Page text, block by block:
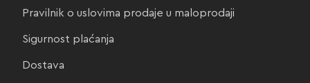
Pravilnik o uslovima prodaje u maloprodaji
Sigurnost plaćanja
Dostava